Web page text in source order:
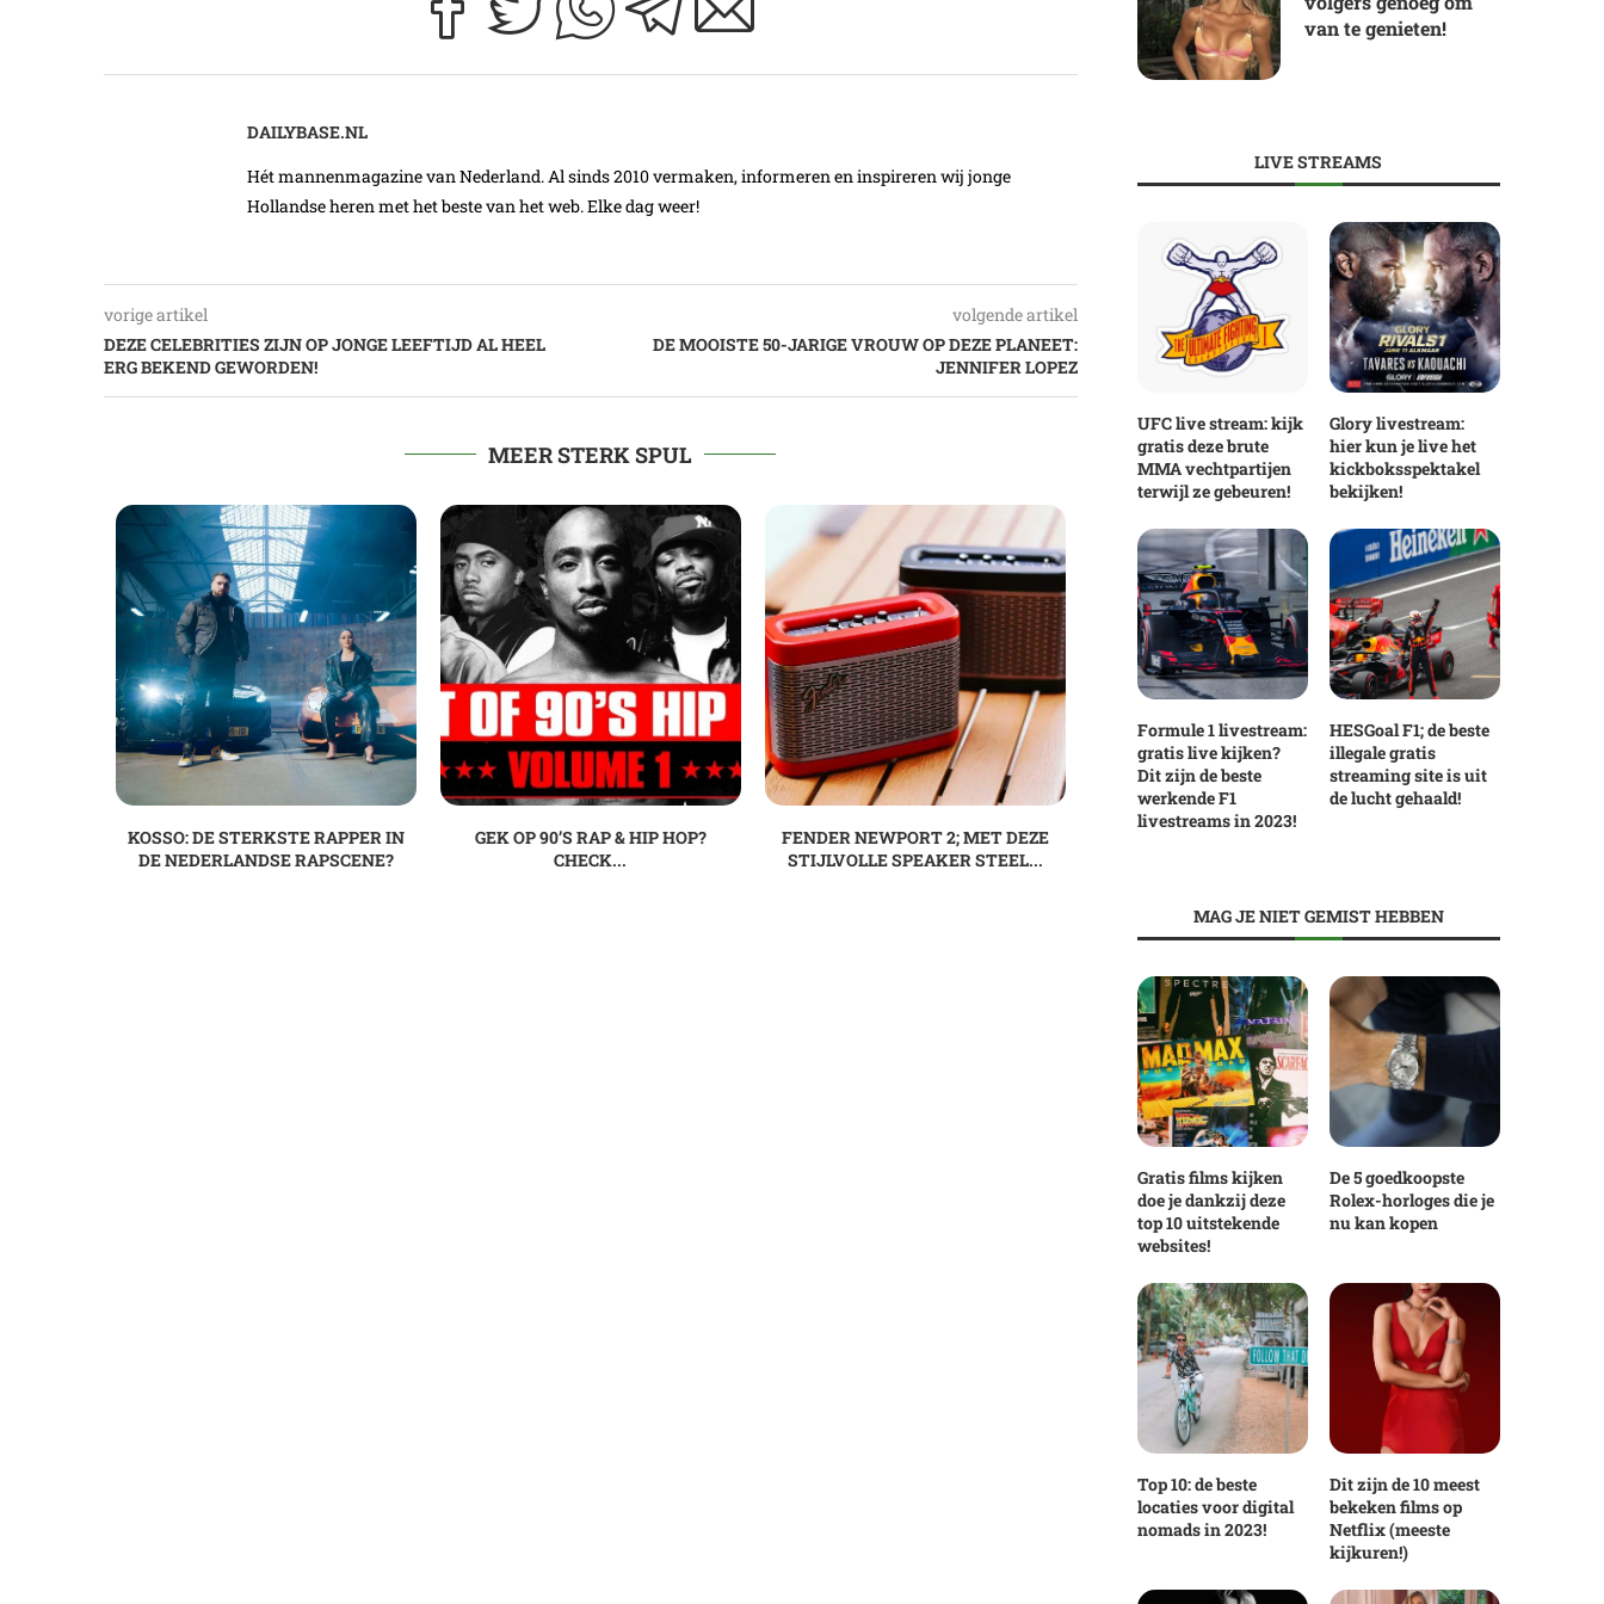
DAILYBASE.NL
Hét mannenmagazine van Nederland. Al sinds 2010 vermaken, informeren en inspireren wij jonge
Hollandse heren met het beste van het web. Elke dag weer!
vorige artikel
DEZE CELEBRITIES ZIJN OP JONGE LEEFTIJD AL HEEL
ERG BEKEND GEWORDEN!
volgende artikel
DE MOOISTE 50-JARIGE VROUW OP DEZE PLANEET:
JENNIFER LOPEZ
MEER STERK SPUL
KOSSO: DE STERKSTE RAPPER IN
DE NEDERLANDSE RAPSCENE?
GEK OP 90’S RAP & HIP HOP?
CHECK...
FENDER NEWPORT 2; MET DEZE
STIJLVOLLE SPEAKER STEEL...
van te genieten!
LIVE STREAMS
UFC live stream: kijk
gratis deze brute
MMA vechtpartijen
terwijl ze gebeuren!
Glory livestream:
hier kun je live het
kickboksspektakel
bekijken!
Formule 1 livestream:
gratis live kijken?
Dit zijn de beste
werkende F1
livestreams in 2023!
HESGoal F1; de beste
illegale gratis
streaming site is uit
de lucht gehaald!
MAG JE NIET GEMIST HEBBEN
Gratis films kijken
doe je dankzij deze
top 10 uitstekende
websites!
De 5 goedkoopste
Rolex-horloges die je
nu kan kopen
Top 10: de beste
locaties voor digital
nomads in 2023!
Dit zijn de 10 meest
bekeken films op
Netflix (meeste
kijkuren!)